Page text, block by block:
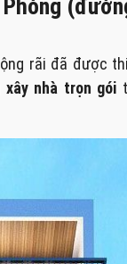
rãi đã được
xây nhà trọn gói